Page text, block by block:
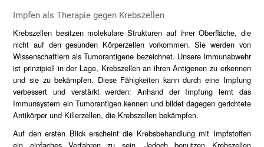
Impfen als Therapie gegen Krebszellen
Krebszellen besitzen molekulare Strukturen auf ihrer Oberfläche, die
nicht auf den gesunden Körperzellen vorkommen. Sie werden von
Wissenschaftlern als Tumorantigene bezeichnet. Unsere Immunabwehr
ist prinzipiell in der Lage, Krebszellen an ihren Antigenen zu erkennen
und sie zu bekämpfen. Diese Fähigkeiten kann durch eine Impfung
verbessert und verstärkt werden: Anhand der Impfung lernt das
Immunsystem ein Tumorantigen kennen und bildet dagegen gerichtete
Antikörper und Killerzellen, die Krebszellen bekämpfen.
Auf den ersten Blick erscheint die Krebsbehandlung mit Impfstoffen